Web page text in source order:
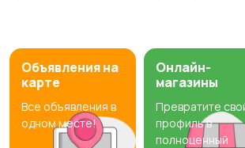
Резюме
Объявления на
карте
Все объявления в
одном месте!
Онлайн-
магазины
Превратите
профиль в
полноценный